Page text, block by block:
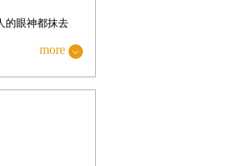
的眼神都抹去
、魔術師、煉金
海勒奇博士
more